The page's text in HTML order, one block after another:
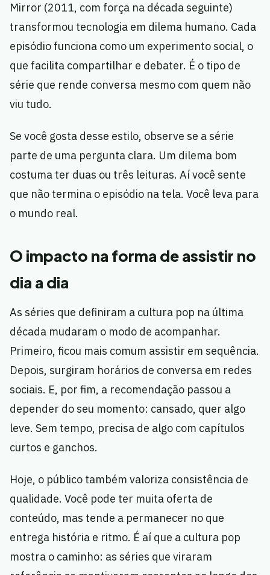
Mirror (2011, com força na década seguinte)
transformou tecnologia em dilema humano. Cada
episódio funciona como um experimento social, o
que facilita compartilhar e debater. É o tipo de
série que rende conversa mesmo com quem não
viu tudo.
Se você gosta desse estilo, observe se a série
parte de uma pergunta clara. Um dilema bom
costuma ter duas ou três leituras. Aí você sente
que não termina o episódio na tela. Você leva para
o mundo real.
O impacto na forma de assistir no
dia a dia
As séries que definiram a cultura pop na última
década mudaram o modo de acompanhar.
Primeiro, ficou mais comum assistir em sequência.
Depois, surgiram horários de conversa em redes
sociais. E, por fim, a recomendação passou a
depender do seu momento: cansado, quer algo
leve. Sem tempo, precisa de algo com capítulos
curtos e ganchos.
Hoje, o público também valoriza consistência de
qualidade. Você pode ter muita oferta de
conteúdo, mas tende a permanecer no que
entrega história e ritmo. É aí que a cultura pop
mostra o caminho: as séries que viraram